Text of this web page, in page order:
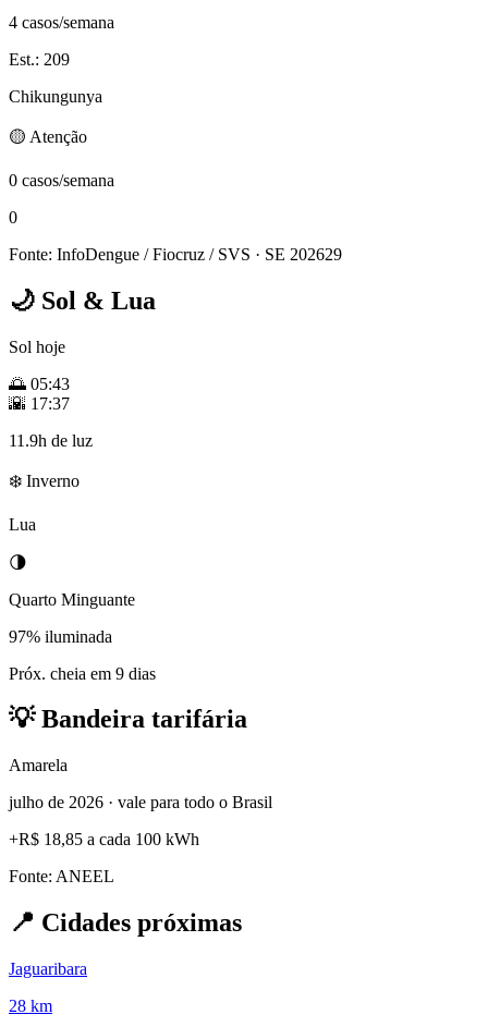
4 casos/semana
Est.: 209
Chikungunya
🟡 Atenção
0 casos/semana
0
Fonte: InfoDengue / Fiocruz / SVS · SE 202629
🌙 Sol & Lua
Sol hoje
🌅 05:43
🌇 17:37
11.9h de luz
❄️ Inverno
Lua
🌗
Quarto Minguante
97% iluminada
Próx. cheia em 9 dias
💡Bandeira tarifária
Amarela
julho de 2026 · vale para todo o Brasil
+R$ 18,85 a cada 100 kWh
Fonte: ANEEL
📍 Cidades próximas
Jaguaribara
28 km